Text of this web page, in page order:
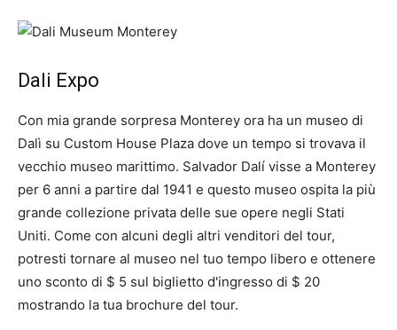
Dali Expo
Con mia grande sorpresa Monterey ora ha un museo di
Dalì su Custom House Plaza dove un tempo si trovava il
vecchio museo marittimo. Salvador Dalí visse a Monterey
per 6 anni a partire dal 1941 e questo museo ospita la più
grande collezione privata delle sue opere negli Stati
Uniti. Come con alcuni degli altri venditori del tour,
potresti tornare al museo nel tuo tempo libero e ottenere
uno sconto di $ 5 sul biglietto d'ingresso di $ 20
mostrando la tua brochure del tour.